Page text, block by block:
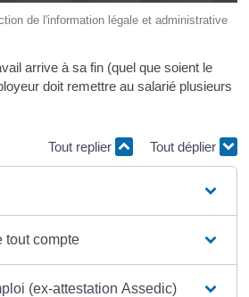
de l'information légale et administrative
arrive à sa fin (quel que soient le
doit remettre au salarié plusieurs
Tout replier Tout déplier
tout compte
(ex-attestation Assedic)